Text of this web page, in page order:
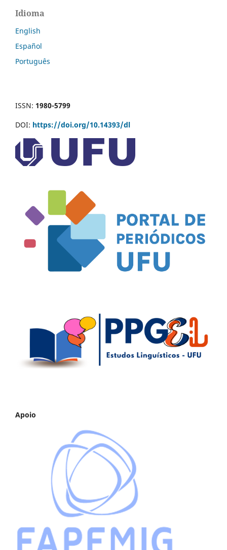
Idioma
English
Español
Português
ISSN: 1980-5799
DOI: https://doi.org/10.14393/dl
Apoio